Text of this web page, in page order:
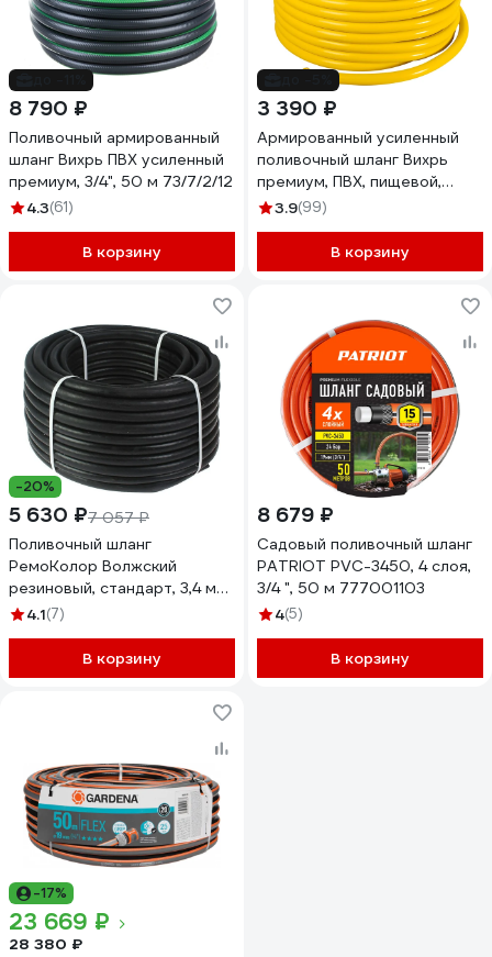
8 790 ₽
Поливочный армированный
шланг Вихрь ПВХ усиленный
премиум, 3/4", 50 м 73/7/2/12
4.3(61)
В корзину
3 390 ₽
Армированный усиленный
поливочный шланг Вихрь
премиум, ПВХ, пищевой,
трехслойный, 3/4", 50 м,
3.9(99)
В корзину
-20%
5 630 ₽7 057 ₽
Поливочный шланг
РемоКолор Волжский
резиновый, стандарт, 3,4 мм,
D 20 мм, 50 м 66-3-520
4.1(7)
В корзину
8 679 ₽
Садовый поливочный шланг
PATRIOT PVC-3450, 4 слоя,
3/4 ", 50 м 777001103
4(5)
В корзину
-17%
23 669 ₽
28 380 ₽